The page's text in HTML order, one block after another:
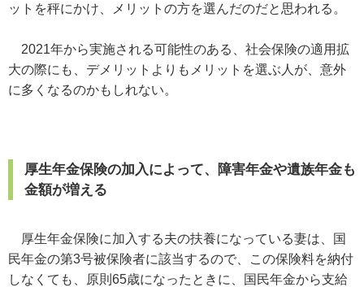
ットを秤にかけ、メリットの方を選んだのだと思われる。
2021年から実施される可能性のある、社会保険の適用拡
大の際にも、デメリットよりもメリットを選ぶ人が、意外
に多くなるのかもしれない。
厚生年金保険の加入によって、障害年金や遺族年金も
金額が増える
厚生年金保険に加入する夫の扶養になっている妻は、国
民年金の第3号被保険者に該当するので、この保険料を納付
しなくても、原則65歳になったときに、国民年金から支給